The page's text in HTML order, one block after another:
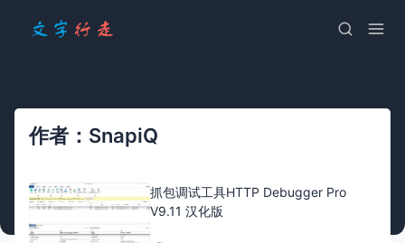
作者：SnapiQ
抓包调试工具HTTP Debugger Pro
V9.11 汉化版